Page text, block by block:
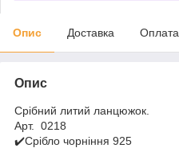
Опис Доставка Оплата
Опис
Срібний литий ланцюжок.
Арт. 0218
✔️Срібло чорніння 925